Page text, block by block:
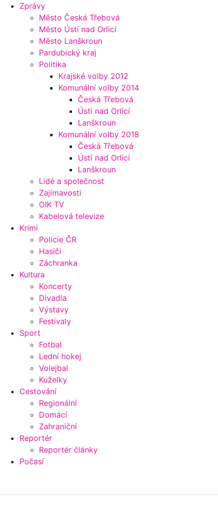
Zprávy
Město Česká Třebová
Město Ústí nad Orlicí
Město Lanškroun
Pardubický kraj
Politika
Krajské volby 2012
Komunální volby 2014
Česká Třebová
Ústí nad Orlicí
Lanškroun
Komunální volby 2018
Česká Třebová
Ústí nad Orlicí
Lanškroun
Lidé a společnost
Zajímavosti
OIK TV
Kabelová televize
Krimi
Policie ČR
Hasiči
Záchranka
Kultura
Koncerty
Divadla
Výstavy
Festivaly
Sport
Fotbal
Lední hokej
Volejbal
Kuželky
Cestování
Regionální
Domácí
Zahraniční
Reportér
Reportér články
Počasí